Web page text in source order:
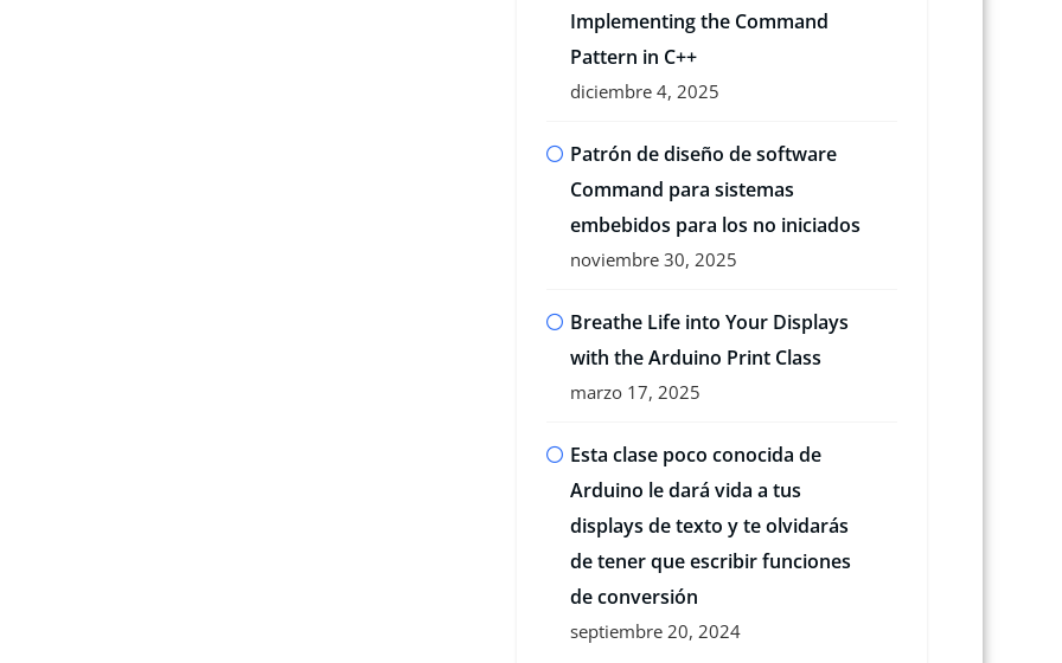
Implementing the Command
Pattern in C++
diciembre 4, 2025
Patrón de diseño de software
Command para sistemas
embebidos para los no iniciados
noviembre 30, 2025
Breathe Life into Your Displays
with the Arduino Print Class
marzo 17, 2025
Esta clase poco conocida de
Arduino le dará vida a tus
displays de texto y te olvidarás
de tener que escribir funciones
de conversión
septiembre 20, 2024